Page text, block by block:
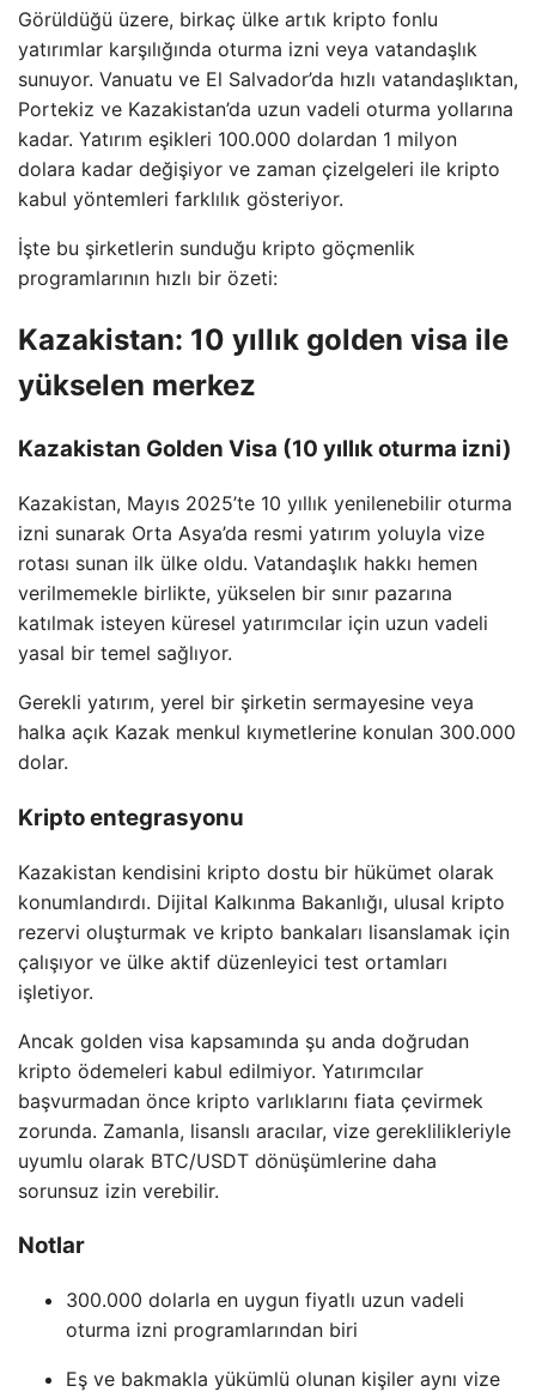
Görüldüğü üzere, birkaç ülke artık kripto fonlu
yatırımlar karşılığında oturma izni veya vatandaşlık
sunuyor. Vanuatu ve El Salvador’da hızlı vatandaşlıktan,
Portekiz ve Kazakistan’da uzun vadeli oturma yollarına
kadar. Yatırım eşikleri 100.000 dolardan 1 milyon
dolara kadar değişiyor ve zaman çizelgeleri ile kripto
kabul yöntemleri farklılık gösteriyor.
İşte bu şirketlerin sunduğu kripto göçmenlik
programlarının hızlı bir özeti:
Kazakistan: 10 yıllık golden visa ile
yükselen merkez
Kazakistan Golden Visa (10 yıllık oturma izni)
Kazakistan, Mayıs 2025’te 10 yıllık yenilenebilir oturma
izni sunarak Orta Asya’da resmi yatırım yoluyla vize
rotası sunan ilk ülke oldu. Vatandaşlık hakkı hemen
verilmemekle birlikte, yükselen bir sınır pazarına
katılmak isteyen küresel yatırımcılar için uzun vadeli
yasal bir temel sağlıyor.
Gerekli yatırım, yerel bir şirketin sermayesine veya
halka açık Kazak menkul kıymetlerine konulan 300.000
dolar.
Kripto entegrasyonu
Kazakistan kendisini kripto dostu bir hükümet olarak
konumlandırdı. Dijital Kalkınma Bakanlığı, ulusal kripto
rezervi oluşturmak ve kripto bankaları lisanslamak için
çalışıyor ve ülke aktif düzenleyici test ortamları
işletiyor.
Ancak golden visa kapsamında şu anda doğrudan
kripto ödemeleri kabul edilmiyor. Yatırımcılar
başvurmadan önce kripto varlıklarını fiata çevirmek
zorunda. Zamanla, lisanslı aracılar, vize gereklilikleriyle
uyumlu olarak BTC/USDT dönüşümlerine daha
sorunsuz izin verebilir.
Notlar
300.000 dolarla en uygun fiyatlı uzun vadeli
oturma izni programlarından biri
Eş ve bakmakla yükümlü olunan kişiler aynı vize